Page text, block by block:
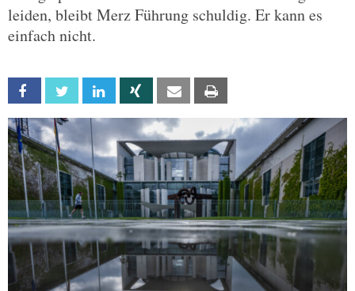
leiden, bleibt Merz Führung schuldig. Er kann es
einfach nicht.
Facebook Twitter Linkedin Xing Email